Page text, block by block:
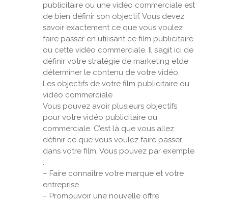
publicitaire ou une vidéo commerciale est
de bien définir son objectif. Vous devez
savoir exactement ce que vous voulez
faire passer en utilisant ce film publicitaire
ou cette vidéo commerciale. Il s’agit ici de
définir votre stratégie de marketing etde
déterminer le contenu de votre vidéo.
Les objectifs de votre film publicitaire ou
vidéo commerciale
Vous pouvez avoir plusieurs objectifs
pour votre vidéo publicitaire ou
commerciale. C’est là que vous allez
définir ce que vous voulez faire passer
dans votre film. Vous pouvez par exemple
:
– Faire connaître votre marque et votre
entreprise
– Promouvoir une nouvelle offre